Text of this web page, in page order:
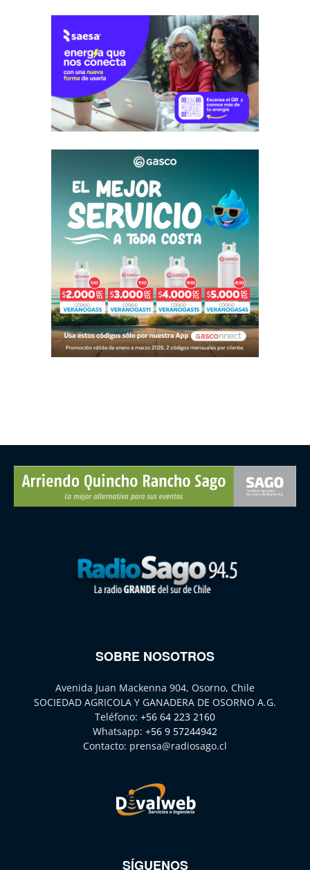
SOBRE NOSOTROS
Avenida Juan Mackenna 904, Osorno, Chile
SOCIEDAD AGRICOLA Y GANADERA DE OSORNO A.G.
Teléfono: +56 64 223 2160
Whatsapp: +56 9 57244942
Contacto: prensa@radiosago.cl
SÍGUENOS